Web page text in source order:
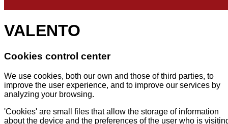
VALENTO
Cookies control center
We use cookies, both our own and those of third parties, to
improve the user experience, and to improve our services by
analyzing your browsing.
'Cookies' are small files that allow the storage of information
about the device and the preferences of the user who is